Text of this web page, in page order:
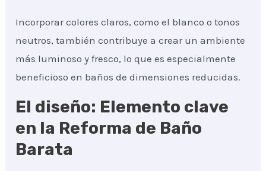
Incorporar colores claros, como el blanco o tonos
neutros, también contribuye a crear un ambiente
más luminoso y fresco, lo que es especialmente
beneficioso en baños de dimensiones reducidas.
El diseño: Elemento clave
en la Reforma de Baño
Barata